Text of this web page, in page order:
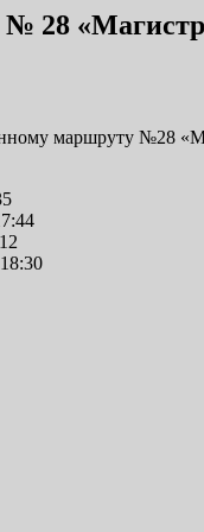
28
маршруту №28